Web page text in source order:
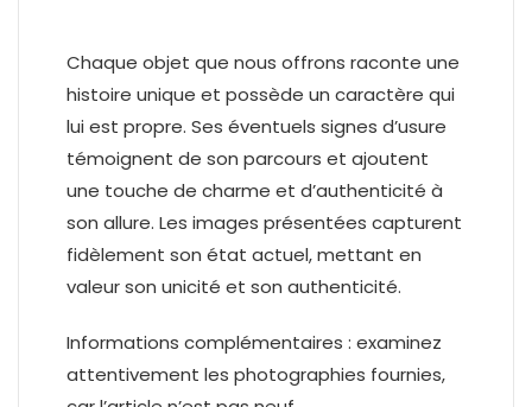
Chaque objet que nous offrons raconte une
histoire unique et possède un caractère qui
lui est propre. Ses éventuels signes d’usure
témoignent de son parcours et ajoutent
une touche de charme et d’authenticité à
son allure. Les images présentées capturent
fidèlement son état actuel, mettant en
valeur son unicité et son authenticité.
Informations complémentaires : examinez
attentivement les photographies fournies,